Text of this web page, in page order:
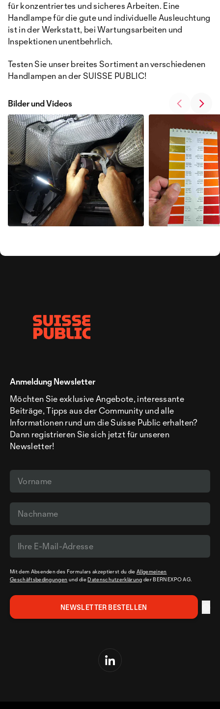
für konzentriertes und sicheres Arbeiten. Eine
Handlampe für die gute und individuelle Ausleuchtung
ist in der Werkstatt, bei Wartungsarbeiten und
Inspektionen unentbehrlich.
Testen Sie unser breites Sortiment an verschiedenen
Handlampen an der SUISSE PUBLIC!
Bilder und Videos
Anmeldung Newsletter
Möchten Sie exklusive Angebote, interessante
Beiträge, Tipps aus der Community und alle
Informationen rund um die Suisse Public erhalten?
Dann registrieren Sie sich jetzt für unseren
Newsletter!
Mit dem Absenden des Formulars akzeptierst du dieAllgemeinen
Geschäftsbedingungen und die Datenschutzerklärung der BERNEXPO AG.